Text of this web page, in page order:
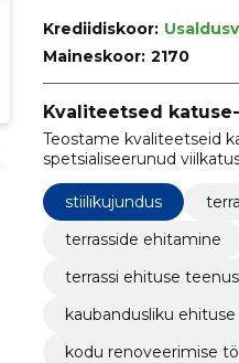
Krediidiskoor:
Maineskoor: 2170
Kvaliteetsed
Teostame kvaliteetseid
spetsialiseerunud
terviklikke lahendusi nii
stiilikujundus
terrasside ehitamine
terrassi ehituse
kaubandusliku
kodu renoveerimise